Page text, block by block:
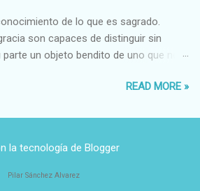
4 RELIGIOSOS Santo-Pr...
de lo que es sagrado.
son capaces de distinguir sin
un objeto bendito de uno que no
READ MORE »
la tecnología de Blogger
Pilar Sánchez Alvarez